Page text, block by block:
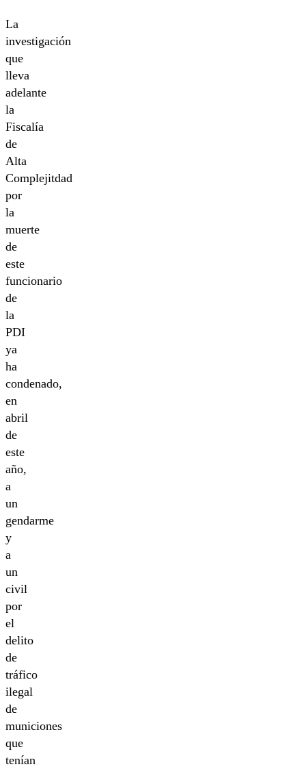
La
investigación
que
lleva
adelante
la
Fiscalía
de
Alta
Complejitdad
por
la
muerte
de
este
funcionario
de
la
PDI
ya
ha
condenado,
en
abril
de
este
año,
a
un
gendarme
y
a
un
civil
por
el
delito
de
tráfico
ilegal
de
municiones
que
tenían